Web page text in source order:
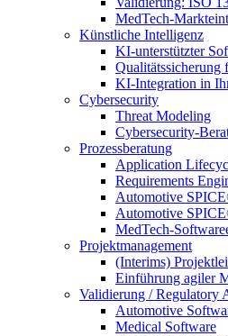
MedTech-
Künstliche Intelligenz
KI-unterstützter
Qualitätssicherung
KI-Integration in
Cybersecurity
Threat Modeling
Cybersecurity-
Prozessberatung
Application
Requirements
Automotive
Automotive
MedTech-
Projektmanagement
(Interims)
Einführung agiler
Validierung / Regulatory
Automotive
Medical Software